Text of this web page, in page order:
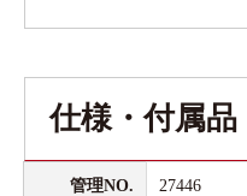
仕様・付属品
管理NO. 27446